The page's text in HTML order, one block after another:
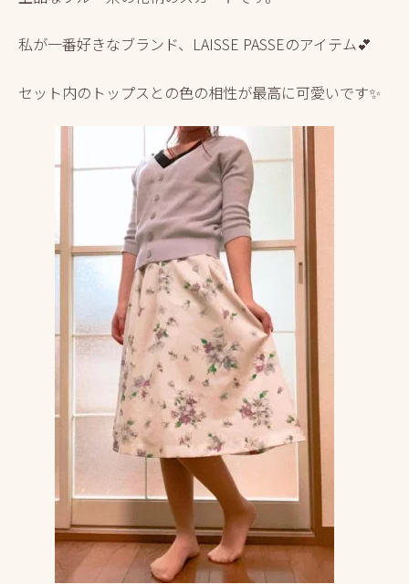
私が一番好きなブランド、LAISSE PASSEのアイテム💕
セット内のトップスとの色の相性が最高に可愛いです✨